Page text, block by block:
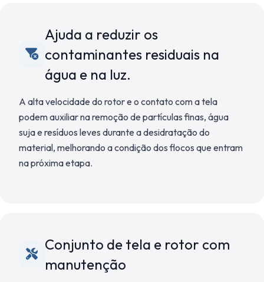
Ajuda a reduzir os
contaminantes residuais na
água e na luz.
A alta velocidade do rotor e o contato com a tela
podem auxiliar na remoção de partículas finas, água
suja e resíduos leves durante a desidratação do
material, melhorando a condição dos flocos que entram
na próxima etapa.
Conjunto de tela e rotor com
manutenção